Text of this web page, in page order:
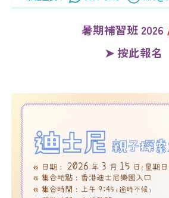
暑期補習班 2026
➤ 按此報名